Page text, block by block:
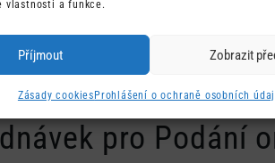
vlastnosti a funkce.
Příjmout Zobrazit
Zásady cookies Prohlášení o ochraně osobních
pro Podání